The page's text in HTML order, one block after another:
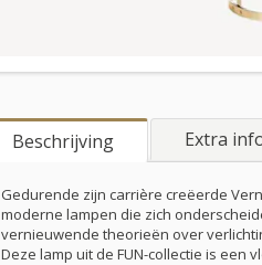
Beschrijving Extra
Gedurende zijn carrière creëerde
moderne lampen die zich
vernieuwende theorieën over
Deze lamp uit de FUN-collectie is een